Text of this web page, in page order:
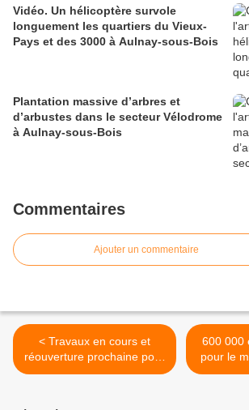
Vidéo. Un hélicoptère survole
longuement les quartiers du Vieux-
Pays et des 3000 à Aulnay-sous-Bois
Plantation massive d’arbres et
d’arbustes dans le secteur Vélodrome
à Aulnay-sous-Bois
Commentaires
Ajouter un commentaire
< Travaux en cours et
réouverture prochaine pour
le restaurant Chez David à
600 000
pour le
la gare à